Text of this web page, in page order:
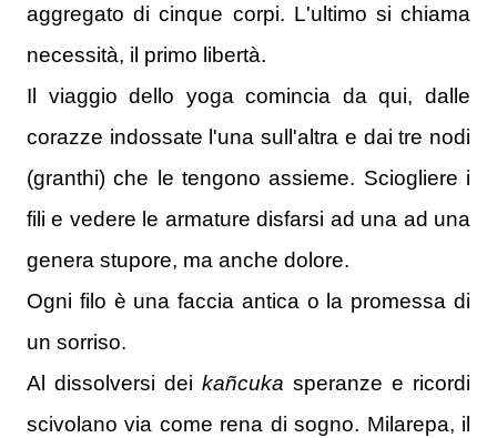
aggregato di cinque corpi. L'ultimo si chiama
necessità, il primo libertà.
Il viaggio dello yoga comincia da qui, dalle
corazze indossate l'una sull'altra e dai tre nodi
(granthi) che le tengono assieme. Sciogliere i
fili e vedere le armature disfarsi ad una ad una
genera stupore, ma anche dolore.
Ogni filo è una faccia antica o la promessa di
un sorriso.
Al dissolversi dei kañcuka speranze e ricordi
scivolano via come rena di sogno. Milarepa, il